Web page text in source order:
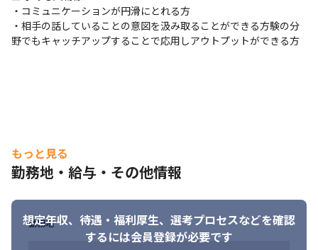
等の保守作業を実施。
【キャリアパス】
2〜3年目で一通りの業務を1人でコントロールできるようになった
ません！
タイミングによって待機が発生した場合でもキャリアアップのサ
ポートをいたします。
【ほぼ全員が年収UP】
当社に転職したエンジニアの平均年収上昇額は62万円です。
上場グループである当社は優良な案件を用意できる環境を整えて
・コミュニケーションが円滑にとれる方
・相手の話していることの意図を汲み取ることができる方験の分
野でもキャッチアップすることで応用しアウトプットができる方
もっと見る
勤務地・給与・その他情報
想定年収、待遇・福利厚生、 選考プロセスなどを確認
するには会員登録が必要です
勤務地